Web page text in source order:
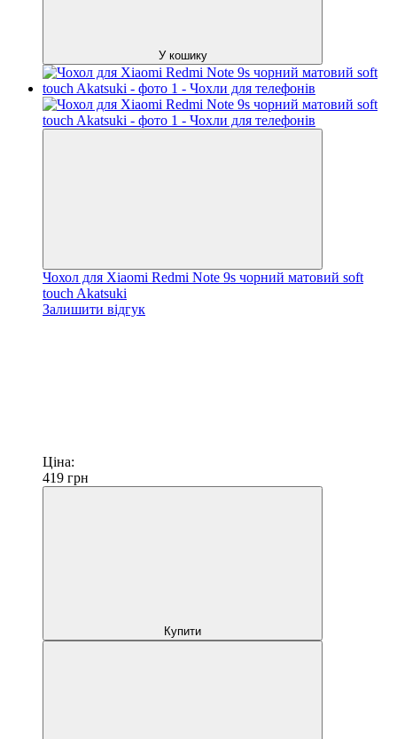
У кошику
Чохол для Xiaomi Redmi Note 9s чорний матовий soft
touch Akatsuki
Залишити відгук
Ціна:
419 грн
Купити